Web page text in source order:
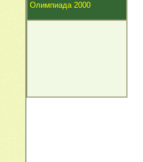
Олимпиада 2000